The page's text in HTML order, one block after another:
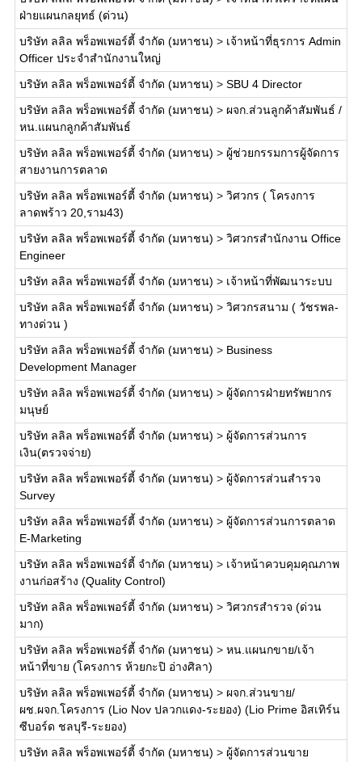
ฝ่ายแผนกลยุทธ์ (ด่วน)
บริษัท ลลิล พร็อพเพอร์ตี้ จำกัด (มหาชน) > เจ้าหน้าที่ธุรการ Admin
Officer ประจำสำนักงานใหญ่
บริษัท ลลิล พร็อพเพอร์ตี้ จำกัด (มหาชน) > SBU 4 Director
บริษัท ลลิล พร็อพเพอร์ตี้ จำกัด (มหาชน) > ผจก.ส่วนลูกค้าสัมพันธ์ /
หน.แผนกลูกค้าสัมพันธ์
บริษัท ลลิล พร็อพเพอร์ตี้ จำกัด (มหาชน) > ผู้ช่วยกรรมการผู้จัดการ
สายงานการตลาด
บริษัท ลลิล พร็อพเพอร์ตี้ จำกัด (มหาชน) > วิศวกร ( โครงการ
ลาดพร้าว 20,ราม43)
บริษัท ลลิล พร็อพเพอร์ตี้ จำกัด (มหาชน) > วิศวกรสำนักงาน Office
Engineer
บริษัท ลลิล พร็อพเพอร์ตี้ จำกัด (มหาชน) > เจ้าหน้าที่พัฒนาระบบ
บริษัท ลลิล พร็อพเพอร์ตี้ จำกัด (มหาชน) > วิศวกรสนาม ( วัชรพล-
ทางด่วน )
บริษัท ลลิล พร็อพเพอร์ตี้ จำกัด (มหาชน) > Business
Development Manager
บริษัท ลลิล พร็อพเพอร์ตี้ จำกัด (มหาชน) > ผู้จัดการฝ่ายทรัพยากร
มนุษย์
บริษัท ลลิล พร็อพเพอร์ตี้ จำกัด (มหาชน) > ผู้จัดการส่วนการ
เงิน(ตรวจจ่าย)
บริษัท ลลิล พร็อพเพอร์ตี้ จำกัด (มหาชน) > ผู้จัดการส่วนสำรวจ
Survey
บริษัท ลลิล พร็อพเพอร์ตี้ จำกัด (มหาชน) > ผู้จัดการส่วนการตลาด
E-Marketing
บริษัท ลลิล พร็อพเพอร์ตี้ จำกัด (มหาชน) > เจ้าหน้าควบคุมคุณภาพ
งานก่อสร้าง (Quality Control)
บริษัท ลลิล พร็อพเพอร์ตี้ จำกัด (มหาชน) > วิศวกรสำรวจ (ด่วน
มาก)
บริษัท ลลิล พร็อพเพอร์ตี้ จำกัด (มหาชน) > หน.แผนกขาย/เจ้า
หน้าที่ขาย (โครงการ ห้วยกะปิ อ่างศิลา)
บริษัท ลลิล พร็อพเพอร์ตี้ จำกัด (มหาชน) > ผจก.ส่วนขาย/
ผช.ผจก.โครงการ (Lio Nov ปลวกแดง-ระยอง) (Lio Prime อิสเทิร์น
ซีบอร์ด ชลบุรี-ระยอง)
บริษัท ลลิล พร็อพเพอร์ตี้ จำกัด (มหาชน) > ผู้จัดการส่วนขาย